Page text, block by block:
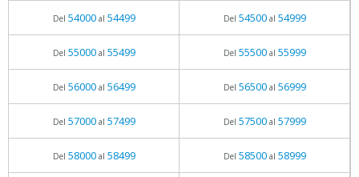
Del 54000al 54499 Del 54500al 54999
Del 55000al 55499 Del 55500al 55999
Del 56000al 56499 Del 56500al 56999
Del 57000al 57499 Del 57500al 57999
Del 58000al 58499 Del 58500al 58999